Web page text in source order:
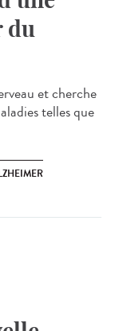
du
et cherche
telles que